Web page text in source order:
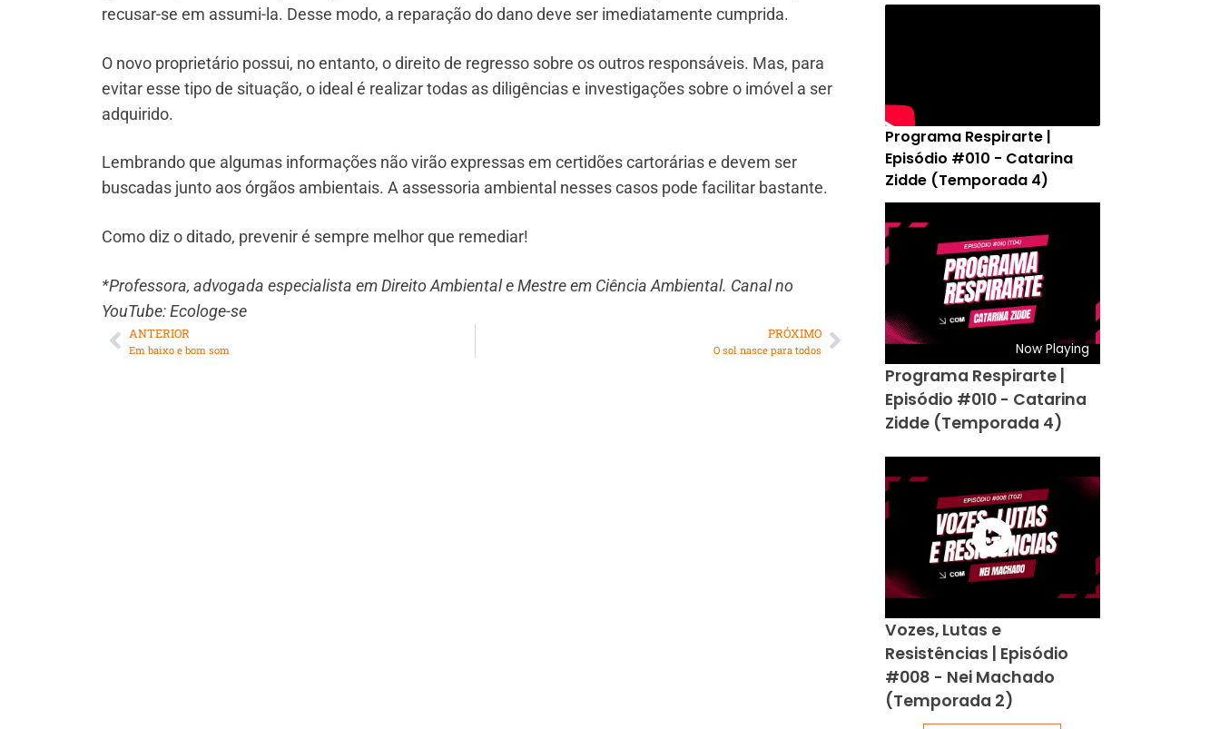
recusar-se em assumi-la. Desse modo, a reparação do dano deve ser imediatamente cumprida.
O novo proprietário possui, no entanto, o direito de regresso sobre os outros responsáveis. Mas, para
evitar esse tipo de situação, o ideal é realizar todas as diligências e investigações sobre o imóvel a ser
adquirido.
Lembrando que algumas informações não virão expressas em certidões cartorárias e devem ser
buscadas junto aos órgãos ambientais. A assessoria ambiental nesses casos pode facilitar bastante.
Como diz o ditado, prevenir é sempre melhor que remediar!
*Professora, advogada especialista em Direito Ambiental e Mestre em Ciência Ambiental. Canal no
YouTube: Ecologe-se
ANTERIOR
Em baixo e bom som
PRÓXIMO
O sol nasce para todos
Programa Respirarte |
Episódio #010 - Catarina
Zidde (Temporada 4)
Now Playing
Programa Respirarte |
Episódio #010 - Catarina
Zidde (Temporada 4)
Vozes, Lutas e
Resistências | Episódio
#008 - Nei Machado
(Temporada 2)